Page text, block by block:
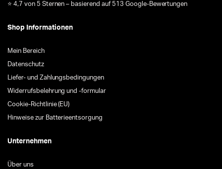
⭐ 4,7 von 5 Sternen – basierend auf 513 Google-Bewertungen
Shop Informationen
Mein Bereich
Datenschutz
Liefer- und Zahlungsbedingungen
Widerrufsbelehrung und -formular
Cookie-Richtlinie (EU)
Hinweise zur Batterieentsorgung
Unternehmen
Über uns